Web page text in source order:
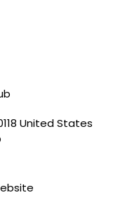
United States